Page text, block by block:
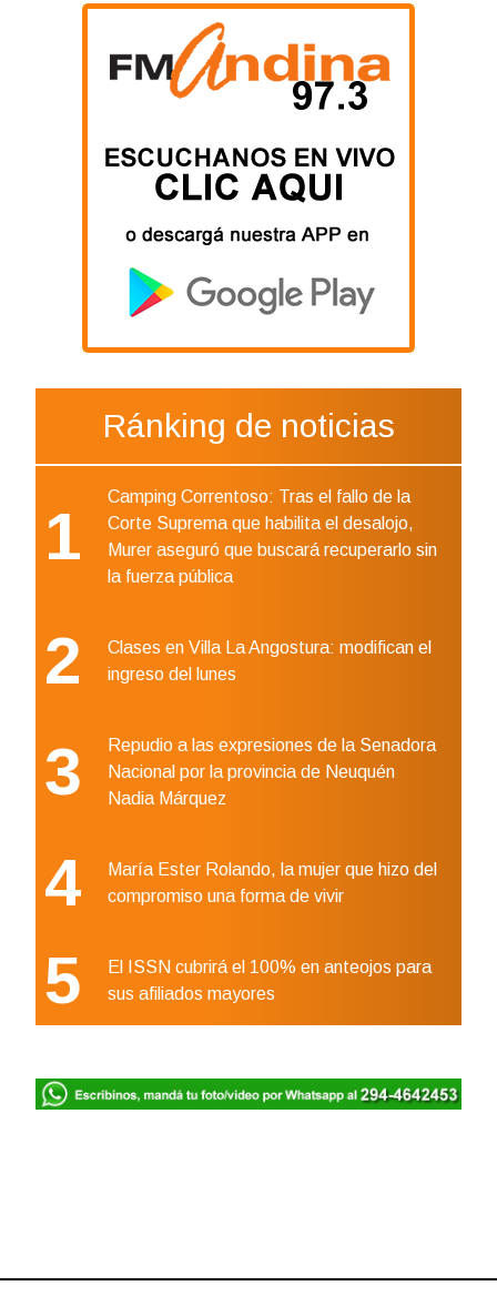
Ránking de noticias
1
Camping Correntoso: Tras el fallo de la
Corte Suprema que habilita el desalojo,
Murer aseguró que buscará recuperarlo sin
la fuerza pública
2
Clases en Villa La Angostura: modifican el
ingreso del lunes
3
Repudio a las expresiones de la Senadora
Nacional por la provincia de Neuquén
Nadia Márquez
4
María Ester Rolando, la mujer que hizo del
compromiso una forma de vivir
5
El ISSN cubrirá el 100% en anteojos para
sus afiliados mayores